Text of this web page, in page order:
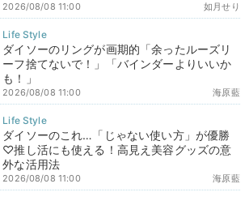
如月せり
2026/08/08 11:00
ダイソーのリングが画期的「余ったルーズリ
ーフ捨てないで！」「バインダーよりいいか
も！」
海原藍
2026/08/08 11:00
ダイソーのこれ…「じゃない使い方」が優勝
♡推し活にも使える！高見え美容グッズの意
外な活用法
海原藍
2026/08/08 11:00